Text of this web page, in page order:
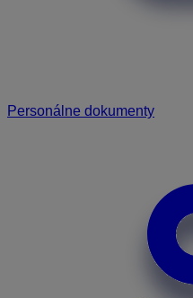
Personálne dokumenty